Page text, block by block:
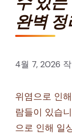
완벽
4월 7, 2026
위염으로 인
람들이 있습
으로 인해 일